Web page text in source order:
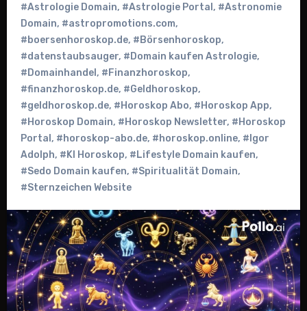
#Astrologie Domain, #Astrologie Portal , #Astronomie
Domain, #astropromotions.com,
#boersenhoroskop.de, #Börsenhoroskop,
#datenstaubsauger, #Domain kaufen Astrologie,
#Domainhandel , #Finanzhoroskop,
#finanzhoroskop.de, #Geldhoroskop,
#geldhoroskop.de, #Horoskop Abo, #Horoskop App,
#Horoskop Domain, #Horoskop Newsletter, #Horoskop
Portal , #horoskop-abo.de, #horoskop.online, #Igor
Adolph, #KI Horoskop, #Lifestyle Domain kaufen,
#Sedo Domain kaufen, #Spiritualität Domain,
#Sternzeichen Website